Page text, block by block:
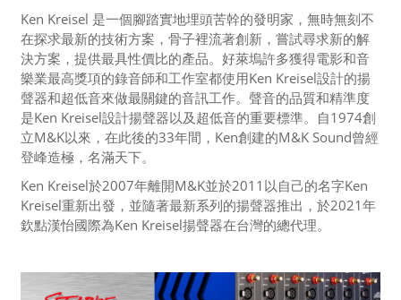
Ken Kreisel 是一個腳踏實地埋頭苦幹的發明家，無時無刻不
在探求最新的技術方案，骨子裡流著創新，嘗試尋求新的解
決方案，提供最具性價比的產品。好萊塢許多獲得電影和音
樂業最高獎項的錄音師和工作室都使用Ken Kreisel設計的揚
聲器和超低音來做最關鍵的音訊工作。聲音的品質和精準度
是Ken Kreisel設計揚聲器以及超低音的重要標準。自1974創
立M&K以來，在此後的33年間，Ken創建的M&K Sound曾經
登峰造極，名滿天下。
Ken Kreisel於2007年離開M&K並於2011以自己的名字Ken
Kreisel重新出發，並隨著最新系列的揚聲器推出，於2021年
欽點漢怡國際為Ken Kreisel揚聲器在台灣的總代理。